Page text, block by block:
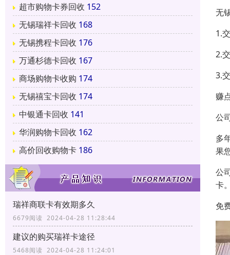
超市购物卡券回收 152
无锡瑞祥卡回收 168
无锡携程卡回收 176
万通杉德卡回收 167
商场购物卡收购 174
无锡禧宝卡回收 174
中银通卡回收 141
华润购物卡回收 162
高价回收购物卡 186
瑞祥商联卡有效期多久
6679阅读 2024-04-28 11:28:44
建议的购买瑞祥卡途径
5468阅读 2024-04-28 11:24:01
无
1.
2.
3.
赚
公
多
果
公
卡
免